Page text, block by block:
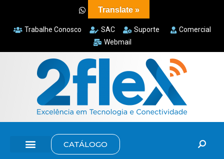
Trabalhe Conosco SAC Suporte
Comercial
Webmail
CATÁLOGO
Translate »